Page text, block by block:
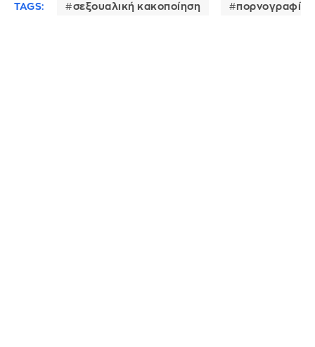
TAGS: σεξουαλική κακοποίηση πορνογραφία